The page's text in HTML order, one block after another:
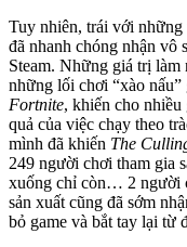
Tuy nhiên, trái với những
đã nhanh chóng nhận vô
Steam. Những giá trị làm
những lối chơi “xào nấu”
Fortnite, khiến cho nhiều
quả của việc chạy theo
mình đã khiến The
249 người chơi tham gia
xuống chỉ còn… 2 người
sản xuất cũng đã sớm
bỏ game và bắt tay lại từ